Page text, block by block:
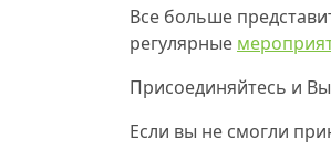
Все больше
регулярные
Присоединяйтесь и
Если вы не смогли